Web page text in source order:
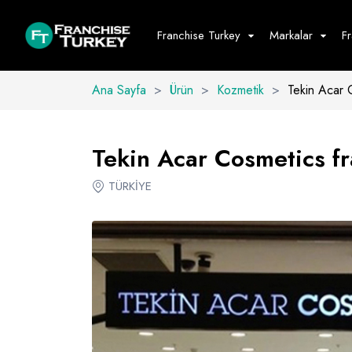
Franchise Turkey Markalar
Hepsini
Fast Food
Restoran
Ana Sayfa > Ürün > Kozmetik > Tekin Acar
Tekin Acar Cosmetics
TÜRKİYE